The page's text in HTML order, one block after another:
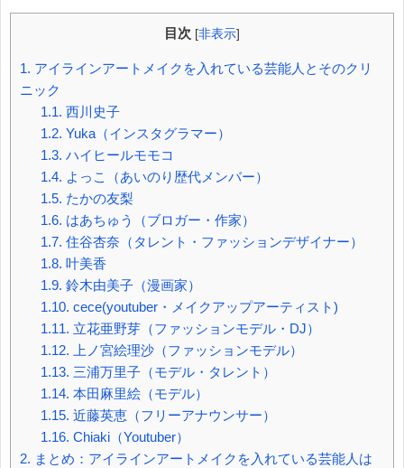
目次 [非表示]
1. アイラインアートメイクを入れている芸能人とそのクリ
ニック
1.1. 西川史子
1.2. Yuka（インスタグラマー）
1.3. ハイヒールモモコ
1.4. よっこ（あいのり歴代メンバー）
1.5. たかの友梨
1.6. はあちゅう（ブロガー・作家）
1.7. 住谷杏奈（タレント・ファッションデザイナー）
1.8. 叶美香
1.9. 鈴木由美子（漫画家）
1.10. cece(youtuber・メイクアップアーティスト)
1.11. 立花亜野芽（ファッションモデル・DJ）
1.12. 上ノ宮絵理沙（ファッションモデル）
1.13. 三浦万里子（モデル・タレント）
1.14. 本田麻里絵（モデル）
1.15. 近藤英恵（フリーアナウンサー）
1.16. Chiaki（Youtuber）
2. まとめ：アイラインアートメイクを入れている芸能人は